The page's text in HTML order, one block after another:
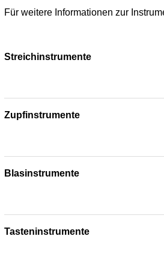
Für weitere Informationen zur
Streichinstrumente
Zupfinstrumente
Blasinstrumente
Tasteninstrumente